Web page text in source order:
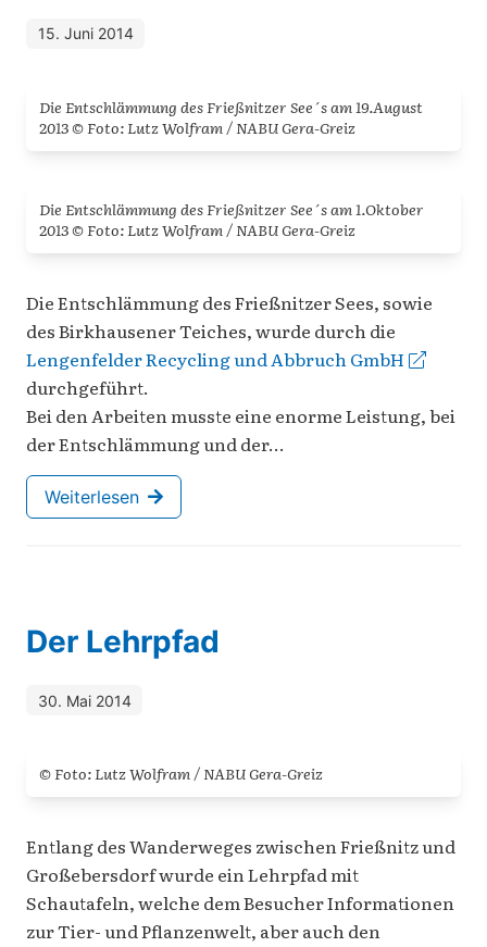
15. Juni 2014
Die Entschlämmung des Frießnitzer See´s am 19.August
2013 © Foto: Lutz Wolfram / NABU Gera-Greiz
Die Entschlämmung des Frießnitzer See´s am 1.Oktober
2013 © Foto: Lutz Wolfram / NABU Gera-Greiz
Die Entschlämmung des Frießnitzer Sees, sowie
des Birkhausener Teiches, wurde durch die
Lengenfelder Recycling und Abbruch GmbH
durchgeführt.
Bei den Arbeiten musste eine enorme Leistung, bei
der Entschlämmung und der…
Weiterlesen
Der Lehrpfad
30. Mai 2014
© Foto: Lutz Wolfram / NABU Gera-Greiz
Entlang des Wanderweges zwischen Frießnitz und
Großebersdorf wurde ein Lehrpfad mit
Schautafeln, welche dem Besucher Informationen
zur Tier- und Pflanzenwelt, aber auch den